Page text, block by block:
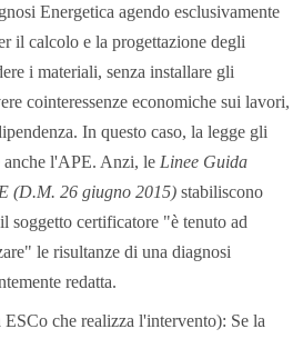
Energetica agendo esclusivamente
il calcolo e la progettazione degli
i materiali, senza installare gli
cointeressenze economiche sui lavori,
In questo caso, la legge gli
anche l'APE. Anzi, le Linee Guida
(D.M. 26 giugno 2015) stabiliscono
soggetto certificatore "è tenuto ad
le risultanze di una diagnosi
redatta.
che realizza l'intervento): Se la